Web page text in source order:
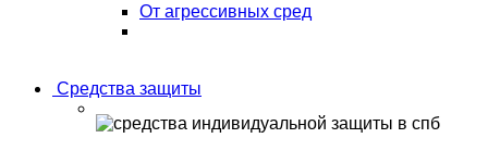
От агрессивных сред
Средства защиты